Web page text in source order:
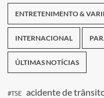
ENTRETENIMENTO &
INTERNACIONAL
ÚLTIMAS NOTÍCIAS
#TSE acidente de